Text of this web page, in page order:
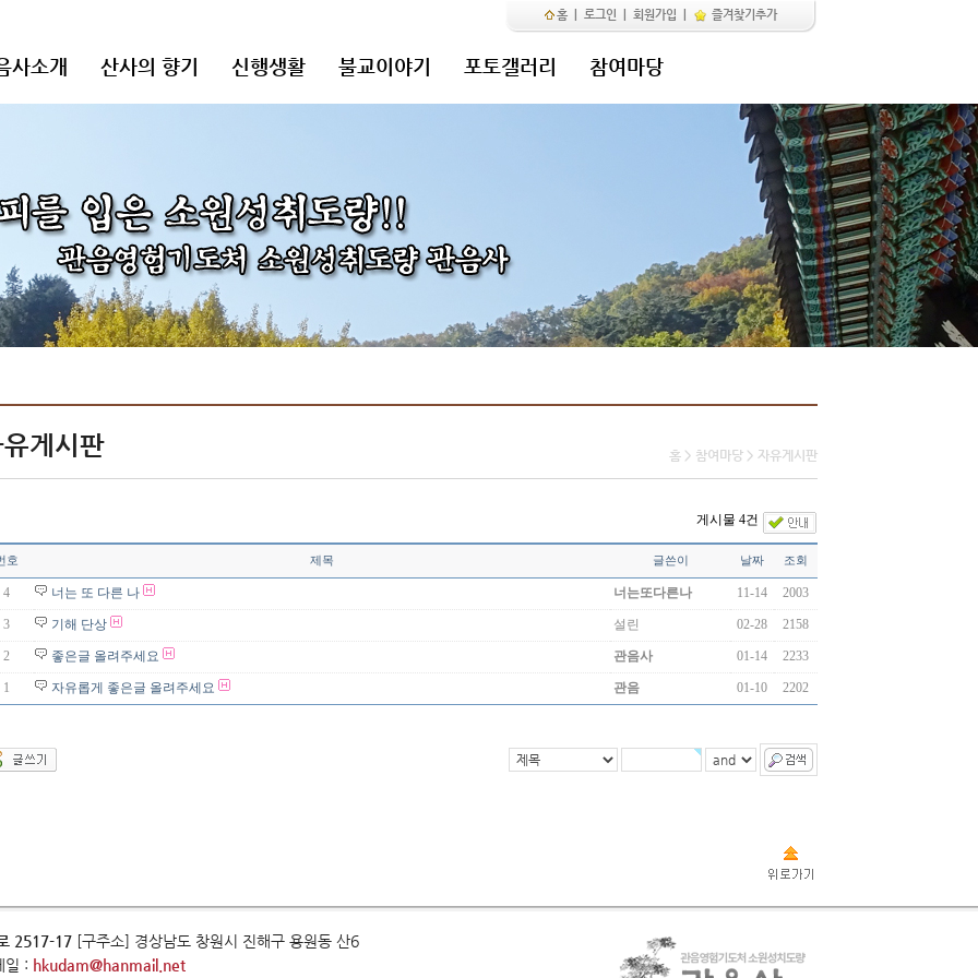
홈| 로그인 회원가입 즐겨찾기추가
사소개 산사의 향기 신행생활 불교이야기 포토갤러리 참여마당
게시판 홈 > 참여마당 > 자유게시판
게시물 4건
호 제목 글쓴이 날짜 조회
4 너는 또 다른 나 너는또다른나 11-14 2003
3 기해 단상 설린 02-28 2158
2 좋은글 올려주세요 관음사 01-14 2233
1 자유롭게 좋은글 올려주세요 관음 01-10 2202
2517-17 [구주소] 경상남도 창원시 진해구 용원동 산6
일 : hkudam@hanmail.net